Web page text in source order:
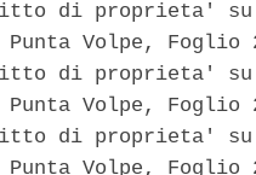
di proprieta'
Volpe, Foglio
di proprieta'
Volpe, Foglio
di proprieta'
Volpe, Foglio